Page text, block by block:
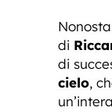
di
di
cielo,